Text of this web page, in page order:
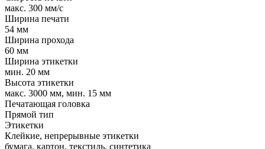
макс. 300 мм/с
Ширина печати
54 мм
Ширина прохода
60 мм
Ширина этикетки
мин. 20 мм
Высота этикетки
макс. 3000 мм, мин. 15 мм
Печатающая головка
Прямой тип
Этикетки
Клейкие, непрерывные этикетки
бумага, картон, текстиль, синтетика